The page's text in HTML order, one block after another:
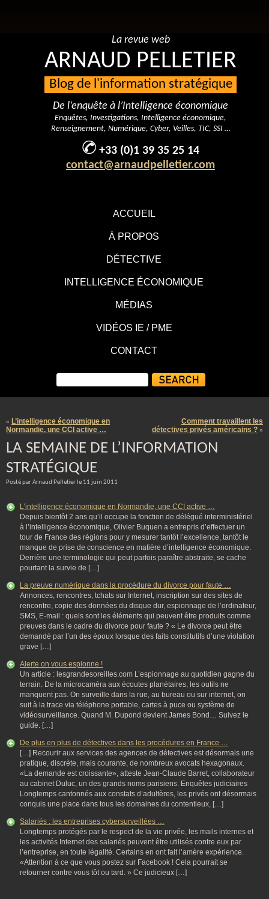
ACCUEIL
À PROPOS
DÉTECTIVE
INTELLIGENCE ÉCONOMIQUE
MÉDIAS
VIDÉOS IE / PME
CONTACT
La revue web
ARNAUD PELLETIER
Blog de l'information stratégique
De l’enquête à l’Intelligence économique
Enquêtes, Investigations, Intelligence économique,
Renseignement, Numérique, Cyber, Veilles, TIC, SSI …
+33 (0)1 39 35 25 14
contact@arnaudpelletier.com
« L’intelligence économique en
Normandie, une CCI active …
Comment travaillent les
détectives privés américains ? »
LA SEMAINE DE L’INFORMATION
STRATÉGIQUE
Posté par Arnaud Pelletier le 11 juin 2011
L’intelligence économique en Normandie, une CCI active …
Depuis bientôt 2 ans qu’il occupe la fonction de délégué interministériel
à l’intelligence économique, Olivier Buquen a entrepris d’effectuer un
tour de France des régions pour y mesurer tantôt l’excellence, tantôt le
manque de prise de conscience en matière d’intelligence économique.
Derrière une terminologie qui peut parfois paraître abstraite, se cache
pourtant la survie de […]
La preuve numérique dans la procédure du divorce pour faute …
Annonces, rencontres, tchats sur Internet, inscription sur des sites de
rencontre, copie des données du disque dur, espionnage de l’ordinateur,
SMS, E-mail : quels sont les éléments qui peuvent être produits comme
preuves dans le cadre du divorce pour faute ? « Le divorce peut être
demandé par l’un des époux lorsque des faits constitutifs d’une violation
grave […]
Alerte on vous espionne !
Un article : lesgrandesoreilles.com L’espionnage au quotidien gagne du
terrain. De la microcaméra aux écoutes planétaires, les outils ne
manquent pas. On surveille dans la rue, au bureau ou sur internet, on
suit à la trace via téléphone portable, cartes à puce ou système de
vidéosurveillance. Quand M. Dupond devient James Bond… Suivez le
guide. […]
De plus en plus de détectives dans les procédures en France …
[…] Recourir aux services des agences de détectives est désormais une
pratique, discrète, mais courante, de nombreux avocats hexagonaux.
«La demande est croissante», atteste Jean-Claude Barret, collaborateur
au cabinet Duluc, un des grands noms parisiens. Enquêtes judiciaires
Longtemps cantonnés aux constats d’adultères, les privés ont désormais
conquis une place dans tous les domaines du contentieux, […]
Salariés : les entreprises cybersurveillées …
Longtemps protégés par le respect de la vie privée, les mails internes et
les activités Internet des salariés peuvent être utilisés contre eux par
l’entreprise, en toute légalité. Certains en ont fait l’amère expérience.
«Attention à ce que vous postez sur Facebook ! Cela pourrait se
retourner contre vous tôt ou tard. » Ce judicieux […]